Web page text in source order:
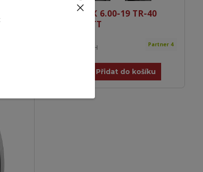
STARMAXX 6.00-19 TR-40
93A6 6PR TT
bez DPH Partner 4
Přidat do košíku